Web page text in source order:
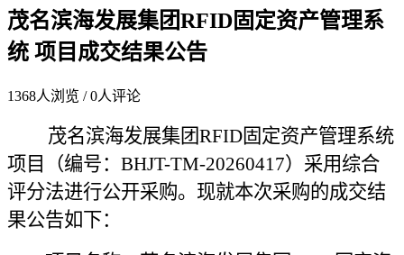
茂名滨海发展集团RFID固定资产管理系
统 项目成交结果公告
1368人浏览 /0人评论
茂名滨海发展集团RFID固定资产管理系统
项目
（编号： BHJT-TM-20260417） 采用综合
评分法进行公开采购。现就本次采购的成交结
果公告如下：